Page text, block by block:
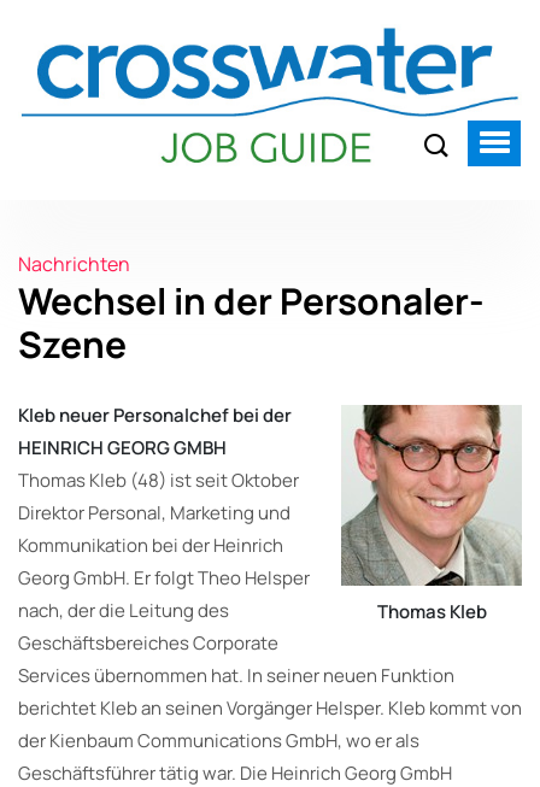
Nachrichten
Wechsel in der Personaler-
Szene
Thomas Kleb
Kleb neuer Personalchef bei der
HEINRICH GEORG GMBH
Thomas Kleb (48) ist seit Oktober
Direktor Personal, Marketing und
Kommunikation bei der Heinrich
Georg GmbH. Er folgt Theo Helsper
nach, der die Leitung des
Geschäftsbereiches Corporate
Services übernommen hat. In seiner neuen Funktion
berichtet Kleb an seinen Vorgänger Helsper. Kleb kommt von
der Kienbaum Communications GmbH, wo er als
Geschäftsführer tätig war. Die Heinrich Georg GmbH